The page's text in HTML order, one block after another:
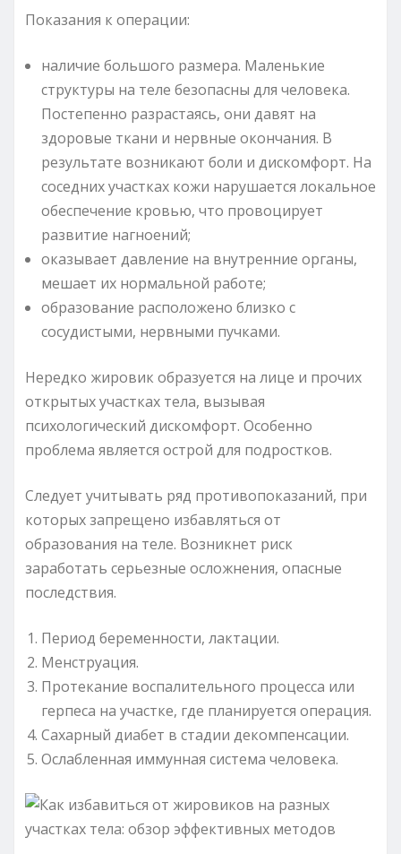
Показания к операции:
наличие большого размера. Маленькие
структуры на теле безопасны для человека.
Постепенно разрастаясь, они давят на
здоровые ткани и нервные окончания. В
результате возникают боли и дискомфорт. На
соседних участках кожи нарушается локальное
обеспечение кровью, что провоцирует
развитие нагноений;
оказывает давление на внутренние органы,
мешает их нормальной работе;
образование расположено близко с
сосудистыми, нервными пучками.
Нередко жировик образуется на лице и прочих
открытых участках тела, вызывая
психологический дискомфорт. Особенно
проблема является острой для подростков.
Следует учитывать ряд противопоказаний, при
которых запрещено избавляться от
образования на теле. Возникнет риск
заработать серьезные осложнения, опасные
последствия.
Период беременности, лактации.
Менструация.
Протекание воспалительного процесса или
герпеса на участке, где планируется операция.
Сахарный диабет в стадии декомпенсации.
Ослабленная иммунная система человека.